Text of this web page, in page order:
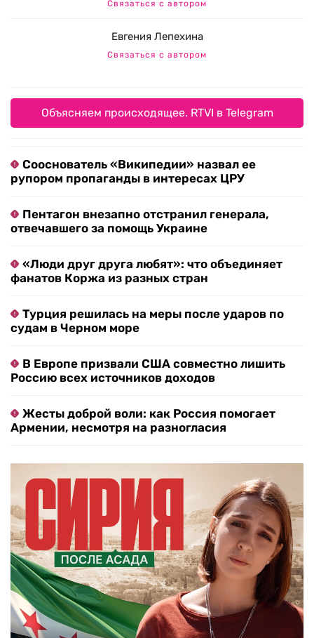
Связаться с автором
Евгения Лепехина
Связаться с автором
Объясняем происходящее. RTVI в Telegram
Сооснователь «Википедии» назвал ее
рупором пропаганды в интересах ЦРУ
Пентагон внезапно отстранил генерала,
отвечавшего за помощь Украине
«Люди друг друга любят»: что объединяет
фанатов Коржа из разных стран
Турция решилась на меры после ударов по
судам в Черном море
В Европе призвали США совместно лишить
Россию всех источников доходов
Жесты доброй воли: как Россия помогает
Армении, несмотря на разногласия